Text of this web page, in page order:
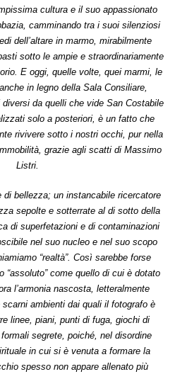
cultura e il suo appassionato
camminando tra i suoi silenziosi
dell’altare in marmo, mirabilmente
sotto le ampie e straordinariamente
E oggi, quelle volte, quei marmi, le
in legno della Sala Consiliare,
da quelli che vide San Costabile
solo a posteriori, è un fatto che
rivivere sotto i nostri occhi, pur nella
grazie agli scatti di Massimo
Listri.
bellezza; un instancabile ricercatore
sepolte e sotterrate al di sotto della
di superfetazioni e di contaminazioni
nel suo nucleo e nel suo scopo
“realtà”. Così sarebbe forse
“assoluto” come quello di cui è dotato
l’armonia nascosta, letteralmente
scarni ambienti dai quali il fotografo è
linee, piani, punti di fuga, giochi di
segrete, poiché, nel disordine
in cui si è venuta a formare la
spesso non appare allenato più